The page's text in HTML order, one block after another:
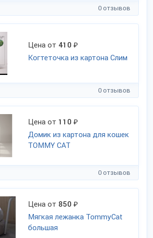
0 отзывов
Цена от 410 ₽
Когтеточка из картона Слим
0 отзывов
Цена от 110 ₽
Домик из картона для кошек
TOMMY CAT
0 отзывов
Цена от 850 ₽
Мягкая лежанка TommyCat
большая